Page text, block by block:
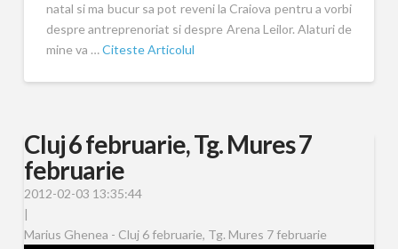
natal si ma bucur sa pot reveni la Craiova pentru a vorbi
despre antreprenoriat si despre Arena Leilor. Alaturi de
mine va …Citeste Articolul
Cluj 6 februarie, Tg. Mures 7
februarie
2012-02-03 13:35:44
Marius Ghenea - Cluj 6 februarie, Tg. Mures 7 februarie